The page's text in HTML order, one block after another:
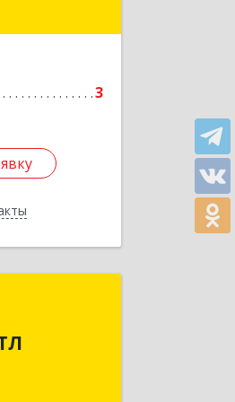
3
Липецк г,
№ 73, пом.11